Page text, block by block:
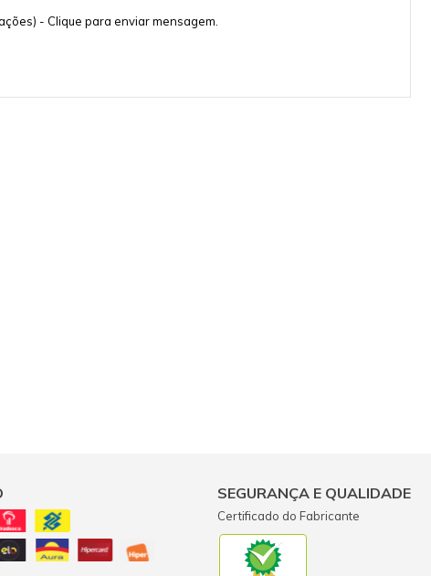
- Clique para enviar mensagem.
SEGURANÇA E QUALIDADE
Certificado do Fabricante